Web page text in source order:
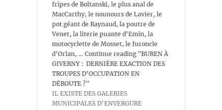
fripes de Boltanski, le plus anal de
MacCarthy, le nounours de Lavier, le
pot géant de Raynaud, la poutre de
Venet, la literie puante d’Emin, la
motocyclette de Mosset, le furoncle
d’Orlan, … Continue reading "BUREN À
GIVERNY : DERNIÈRE EXACTION DES
TROUPES D’OCCUPATION EN
DÉROUTE ?"
IL EXISTE DES GALERIES
MUNICIPALES D’ENVERGURE